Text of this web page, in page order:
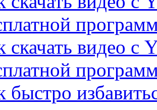
скачать видео с
быстро